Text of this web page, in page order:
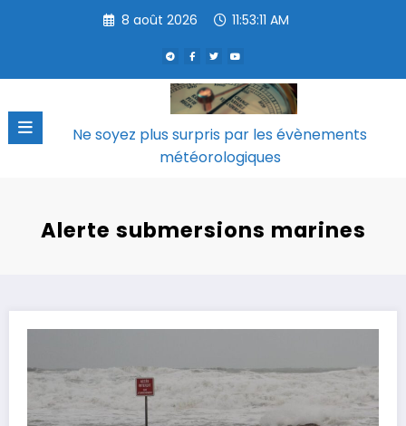
8 août 2026 11:53:12 AM
Ne soyez plus surpris par les évènements
météorologiques
Alerte submersions marines